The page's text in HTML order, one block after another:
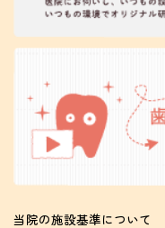
当院の施設基準について